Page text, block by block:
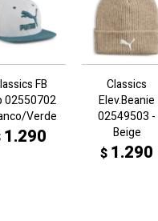
FB
02550702
Verde
1.290
Classics
Elev.Beanie
02549503 -
Beige
$ 1.290